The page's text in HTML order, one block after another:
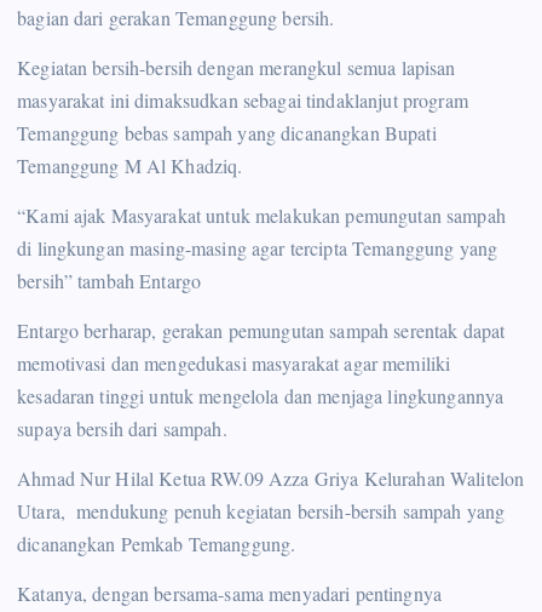
bagian dari gerakan Temanggung bersih.
Kegiatan bersih-bersih dengan merangkul semua lapisan
masyarakat ini dimaksudkan sebagai tindaklanjut program
Temanggung bebas sampah yang dicanangkan Bupati
Temanggung M Al Khadziq.
“Kami ajak Masyarakat untuk melakukan pemungutan sampah
di lingkungan masing-masing agar tercipta Temanggung yang
bersih” tambah Entargo
Entargo berharap, gerakan pemungutan sampah serentak dapat
memotivasi dan mengedukasi masyarakat agar memiliki
kesadaran tinggi untuk mengelola dan menjaga lingkungannya
supaya bersih dari sampah.
Ahmad Nur Hilal Ketua RW.09 Azza Griya Kelurahan Walitelon
Utara, mendukung penuh kegiatan bersih-bersih sampah yang
dicanangkan Pemkab Temanggung.
Katanya, dengan bersama-sama menyadari pentingnya